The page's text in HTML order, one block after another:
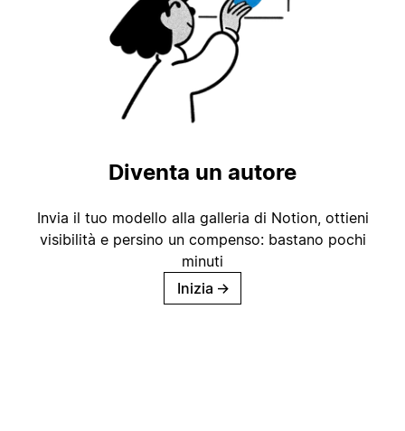
Diventa un autore
Invia il tuo modello alla galleria di Notion, ottieni
visibilità e persino un compenso: bastano pochi
minuti
Inizia →